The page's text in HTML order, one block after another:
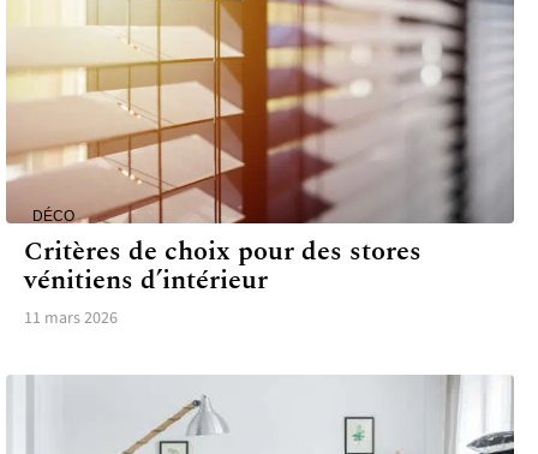
DÉCO
Critères de choix pour des stores
vénitiens d’intérieur
11 mars 2026